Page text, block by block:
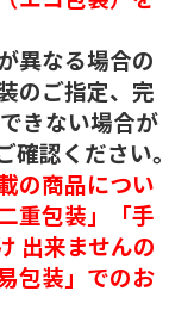
異なる場合の
のご指定、完
きない場合が
認ください。
の商品につい
重包装」「手
出来ませんの
包装」でのお